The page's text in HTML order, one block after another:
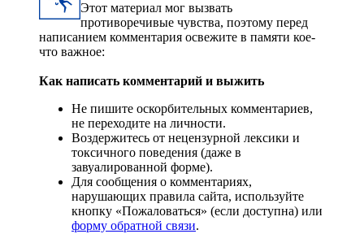
Этот материал мог вызвать
противоречивые чувства, поэтому перед
написанием комментария освежите в памяти кое-
что важное:
Как написать комментарий и выжить
Не пишите оскорбительных комментариев,
не переходите на личности.
Воздержитесь от нецензурной лексики и
токсичного поведения (даже в
завуалированной форме).
Для сообщения о комментариях,
нарушающих правила сайта, используйте
кнопку «Пожаловаться» (если доступна) или
форму обратной связи.